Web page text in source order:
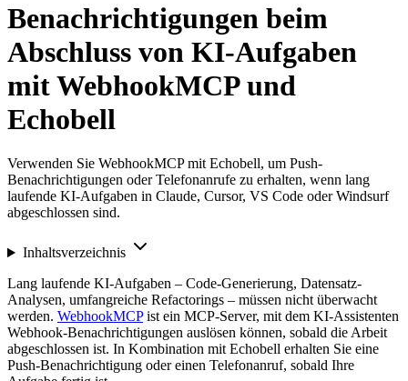
Benachrichtigungen beim
Abschluss von KI-Aufgaben
mit WebhookMCP und
Echobell
Verwenden Sie WebhookMCP mit Echobell, um Push-
Benachrichtigungen oder Telefonanrufe zu erhalten, wenn lang
laufende KI-Aufgaben in Claude, Cursor, VS Code oder Windsurf
abgeschlossen sind.
Inhaltsverzeichnis
Lang laufende KI-Aufgaben – Code-Generierung, Datensatz-
Analysen, umfangreiche Refactorings – müssen nicht überwacht
werden. WebhookMCPist ein MCP-Server, mit dem KI-Assistenten
Webhook-Benachrichtigungen auslösen können, sobald die Arbeit
abgeschlossen ist. In Kombination mit Echobell erhalten Sie eine
Push-Benachrichtigung oder einen Telefonanruf, sobald Ihre